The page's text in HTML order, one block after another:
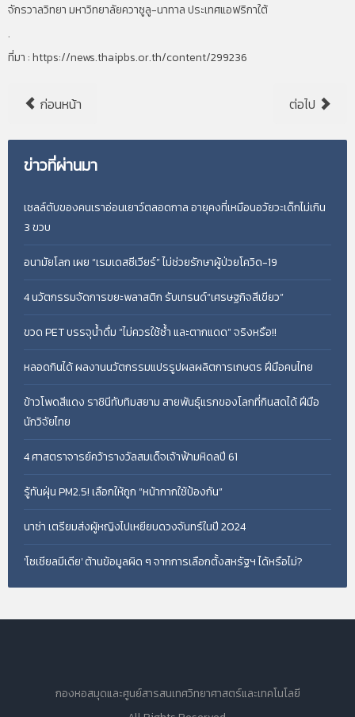
จักรวาลวิทยา มหาวิทยาลัยควาซูลู-นาทาล ประเทศแอฟริกาใต้
.
ที่มา :https://news.thaipbs.or.th/content/299236
ก่อนหน้า ต่อไป
ข่าวที่ผ่านมา
เซลล์ตับของคนเราอ่อนเยาว์ตลอดกาล อายุคงที่เหมือนอวัยวะเด็กไม่เกิน
3 ขวบ
อนามัยโลก เผย “เรมเดสซีเวียร์” ไม่ช่วยรักษาผู้ป่วยโควิด-19
4 นวัตกรรมจัดการขยะพลาสติก รับเทรนด์“เศรษฐกิจสีเขียว”
ขวด PET บรรจุน้ำดื่ม “ไม่ควรใช้ซ้ำ และตากแดด” จริงหรือ!!
หลอดกินได้ ผลงานนวัตกรรมแปรรูปผลผลิตการเกษตร ฝีมือคนไทย
ข้าวโพดสีแดง ราชินีทับทิมสยาม สายพันธุ์แรกของโลกที่กินสดได้ ฝีมือ
นักวิจัยไทย
4 ศาสตราจารย์คว้ารางวัลสมเด็จเจ้าฟ้ามหิดลปี 61
รู้ทันฝุ่น PM2.5! เลือกให้ถูก “หน้ากากใช้ป้องกัน”
นาซ่า เตรียมส่งผู้หญิงไปเหยียบดวงจันทร์ในปี 2024
'โซเชียลมีเดีย' ต้านข้อมูลผิด ๆ จากการเลือกตั้งสหรัฐฯ ได้หรือไม่?
กองหอสมุดและศูนย์สารสนเทศวิทยาศาสตร์และเทคโนโลยี